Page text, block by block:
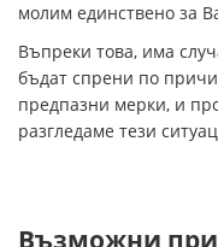
молим единствено за
Въпреки това, има
бъдат спрени по
предпазни мерки, и
разгледаме тези
Възможни